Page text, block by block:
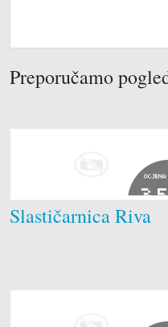
Preporučamo
OCJENA
3.5
Slastičarnica Riva